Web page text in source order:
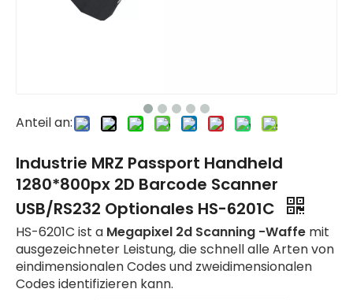
Anteil an:
Industrie MRZ Passport Handheld
1280*800px 2D Barcode Scanner
USB/RS232 Optionales HS-6201C
HS-6201C ist a Megapixel 2d Scanning -Waffe mit
ausgezeichneter Leistung, die schnell alle Arten von
eindimensionalen Codes und zweidimensionalen
Codes identifizieren kann.